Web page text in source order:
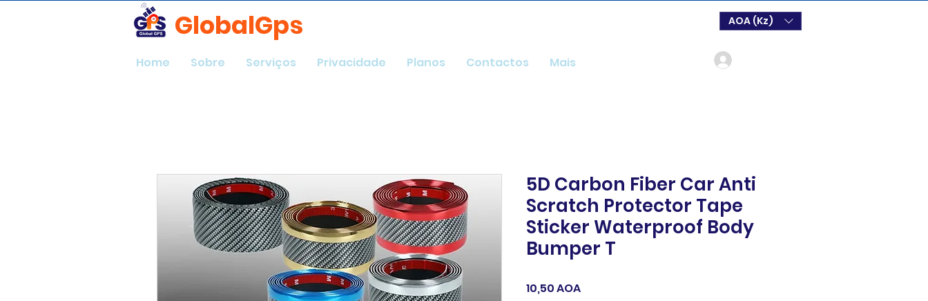
GlobalGps AOA (Kz)
Home Sobre Serviços Privacidade Planos Contactos Mais
5D Carbon Fiber Car Anti
Scratch Protector Tape
Sticker Waterproof Body
Bumper T
10,50 AOAPreço